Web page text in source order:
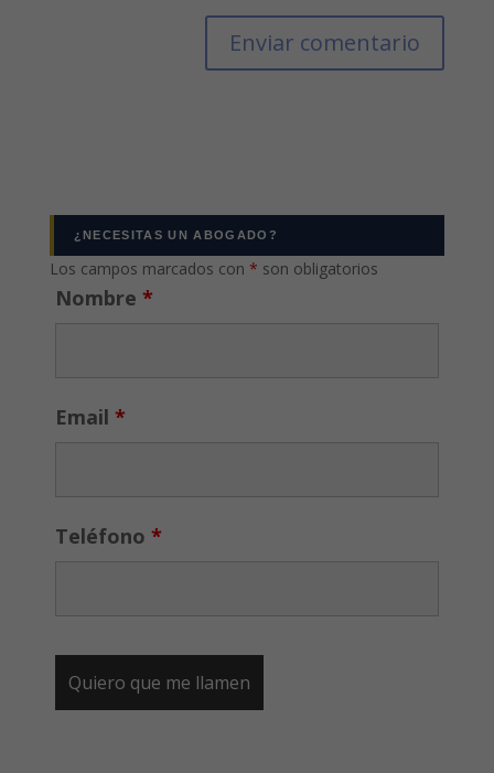
¿NECESITAS UN ABOGADO?
Los campos marcados con * son obligatorios
Nombre *
Email *
Teléfono *